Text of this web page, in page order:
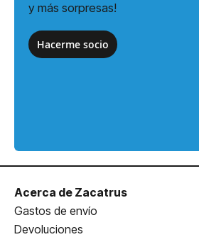
y más sorpresas!
Hacerme socio
Acerca de Zacatrus
Gastos de envío
Devoluciones